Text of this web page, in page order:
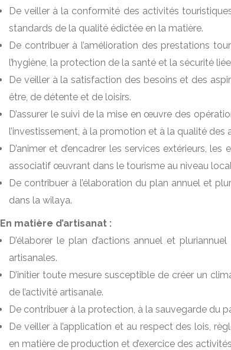
De veiller à la conformité des activités
standards de la qualité édictée en la matière.
De contribuer à l’amélioration des prestations
l’hygiène, la protection de la santé et la sécurité
De veiller à la satisfaction des besoins et des
être, de détente et de loisirs.
D’assurer le suivi de la mise en œuvre des
l’investissement, à la promotion et à la qualité des
D’animer et d’encadrer les services extérieurs,
associatif œuvrant dans le tourisme au niveau
De contribuer à l’élaboration du plan annuel et
dans la wilaya.
En matière d’artisanat :
D’élaborer le plan d’actions annuel et
artisanales.
D’initier toute mesure susceptible de créer un
de l’activité artisanale.
De contribuer à la protection, à la sauvegarde du
De veiller à l’application et au respect des lois,
en matière de production et d’exercice des